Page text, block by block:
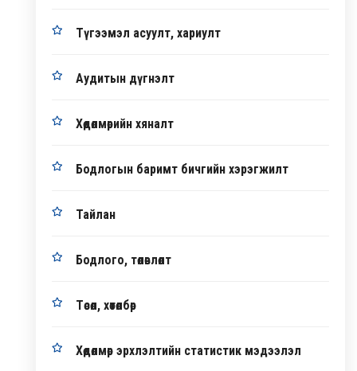
Түгээмэл асуулт, хариулт
Аудитын дүгнэлт
Хөдөлмөрийн хяналт
Бодлогын баримт бичгийн хэрэгжилт
Тайлан
Бодлого, төлөвлөлт
Төсөл, хөтөлбөр
Хөдөлмөр эрхлэлтийн статистик мэдээлэл